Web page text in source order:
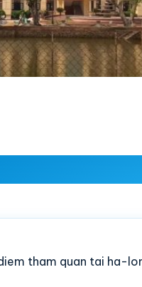
tham quan tai ha-